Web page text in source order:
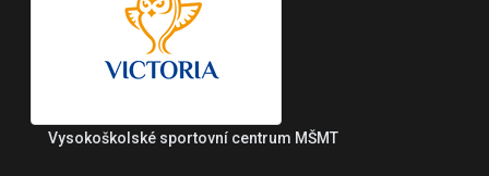
Vysokoškolské sportovní centrum MŠMT